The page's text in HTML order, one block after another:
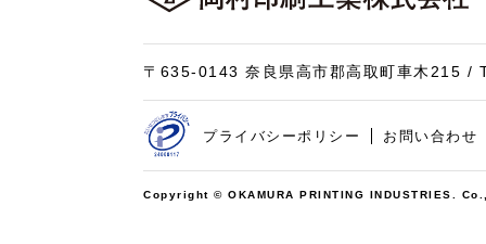
〒635-0143 奈良県高市郡高取町車木215 /
プライバシーポリシー お問い合わせ
Copyright © OKAMURA PRINTING INDUSTRIES.